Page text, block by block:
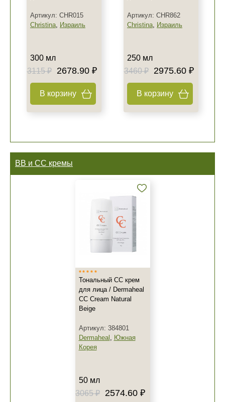
Артикул: CHR015
Christina, Израиль
300 мл
3115 ₽
2678.90 ₽
В корзину
Артикул: CHR862
Christina, Израиль
250 мл
3460 ₽
2975.60 ₽
В корзину
BB и CC кремы
Тональный СС крем
для лица / Dermaheal
CC Cream Natural
Beige
Артикул: 384801
Dermaheal , Южная
Корея
50 мл
3065 ₽
2574.60 ₽